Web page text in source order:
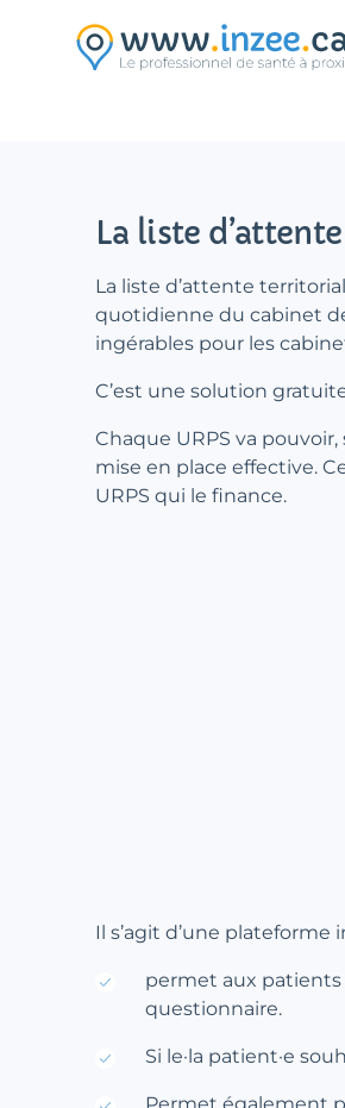
La liste
La liste d’attente
quotidienne du cabinet
ingérables pour les
C’est une solution
Chaque URPS va
mise en place effective.
URPS qui le finance.
Il s’agit d’une plateforme
permet aux patients
questionnaire.
Si le·la patient·e